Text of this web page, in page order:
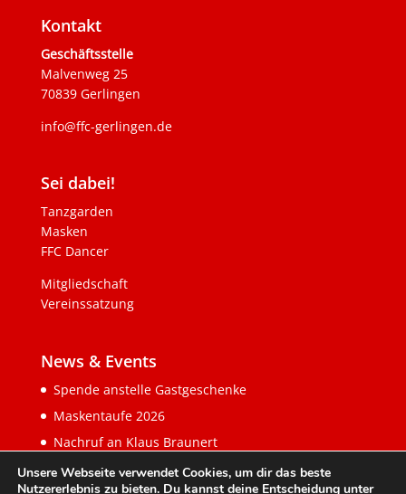
Kontakt
Geschäftsstelle
Malvenweg 25
70839 Gerlingen
info@ffc-gerlingen.de
Sei dabei!
Tanzgarden
Masken
FFC Dancer
Mitgliedschaft
Vereinssatzung
News & Events
Spende anstelle Gastgeschenke
Maskentaufe 2026
Nachruf an Klaus Braunert
Unsere Webseite verwendet Cookies, um dir das beste
Nutzererlebnis zu bieten. Du kannst deine Entscheidung unter